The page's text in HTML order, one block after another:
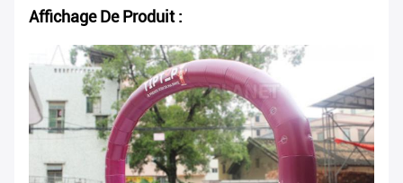
Affichage De Produit :